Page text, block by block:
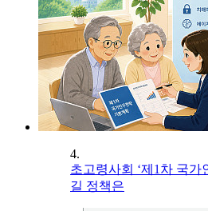
4.
초고령사회 ‘제1차 국가
길 정책은